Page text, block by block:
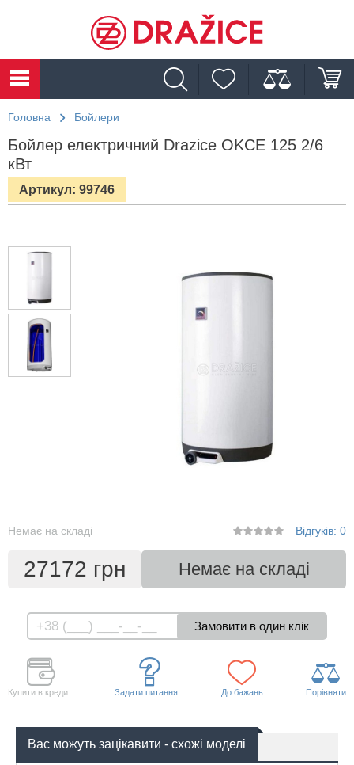
Головна Бойлери
Бойлер електричний Drazice OKCE 125 2/6
кВт
Артикул: 99746
Немає на складі Відгуків: 0
27172 грн Немає на складі
Купити в кредит Задати питання До бажань Порівняти
Вас можуть зацікавити - схожі моделі